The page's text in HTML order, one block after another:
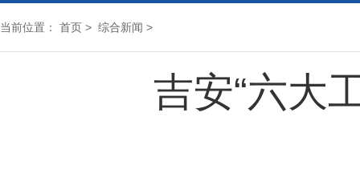
当前位置： 首页 > 综合新闻 >
吉安“六大